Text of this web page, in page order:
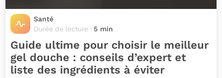
Santé
Durée de lecture : 5 min
Guide ultime pour choisir le meilleur
gel douche : conseils d’expert et
liste des ingrédients à éviter